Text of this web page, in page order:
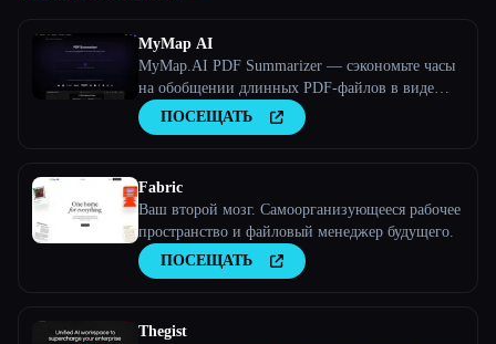
MyMap AI
MyMap.AI PDF Summarizer — сэкономьте часы
на обобщении длинных PDF-файлов в виде
ментальной карты, PPT или контура с помощью
искусственного интеллекта.
ПОСЕЩАТЬ
Fabric
Ваш второй мозг. Самоорганизующееся рабочее
пространство и файловый менеджер будущего.
ПОСЕЩАТЬ
Thegist